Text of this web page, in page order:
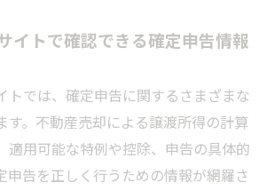
イトで確認できる確定申告情報
トでは、確定申告に関するさまざまな
す。不動産売却による譲渡所得の計算
適用可能な特例や控除、申告の具体的
申告を正しく行うための情報が網羅さ